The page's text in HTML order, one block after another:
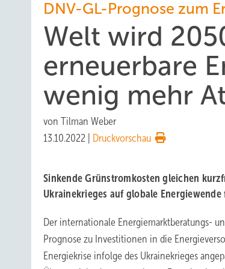
DNV-GL-Prognose zum
Welt wird
erneuerbare
wenig mehr
von Tilman Weber
13.10.2022
Druckvorschau
Sinkende Grünstromkosten gleichen
Ukrainekrieges auf globale
Der internationale Energiemarktberatungs-
Prognose zu Investitionen in die
Energiekrise infolge des Ukrainekrieges